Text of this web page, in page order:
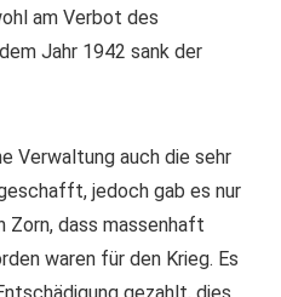
am Verbot des
Jahr 1942 sank der
Verwaltung auch die sehr
jedoch gab es nur
Zorn, dass massenhaft
waren für den Krieg. Es
gezahlt, dies